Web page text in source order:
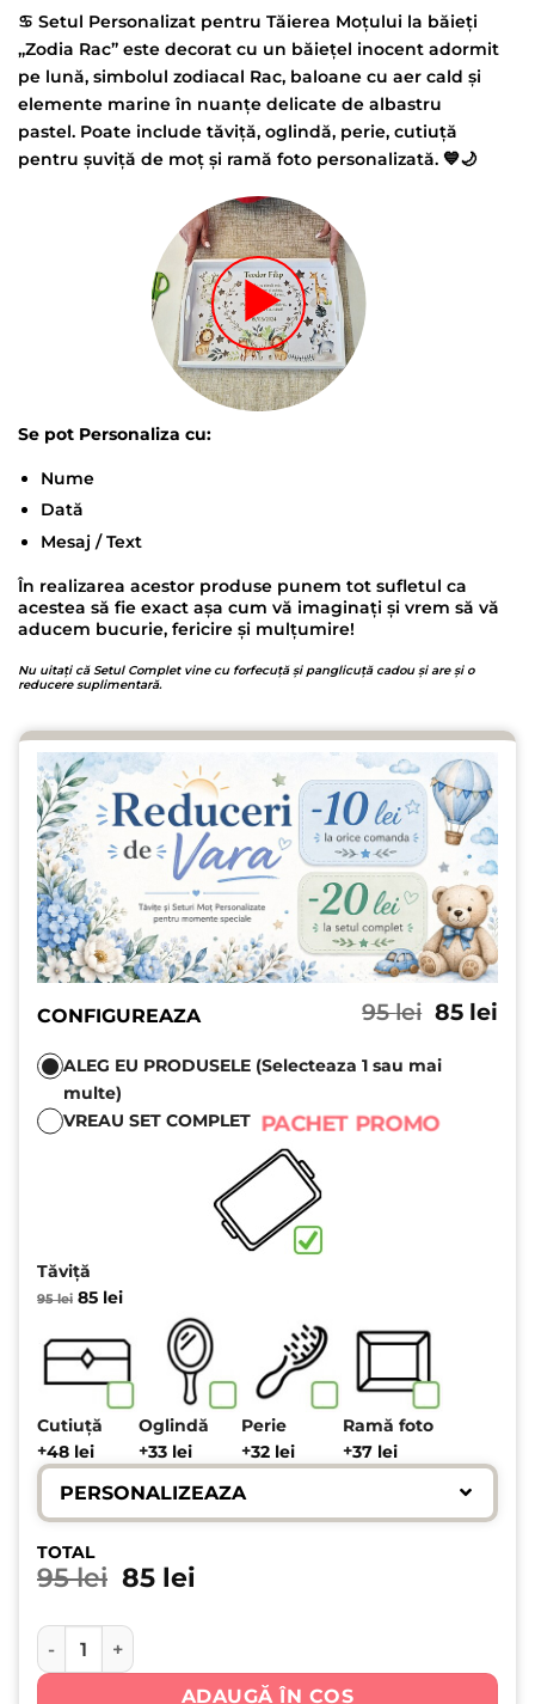
♋ Setul Personalizat pentru Tăierea Moțului la băieți
„Zodia Rac” este decorat cu un băiețel inocent adormit
pe lună, simbolul zodiacal Rac, baloane cu aer cald și
elemente marine în nuanțe delicate de albastru
pastel. Poate include tăviță, oglindă, perie, cutiuță
pentru șuviță de moț și ramă foto personalizată. 💙🌙
Se pot Personaliza cu:
Nume
Dată
Mesaj / Text
În realizarea acestor produse punem tot sufletul ca
acestea să fie exact așa cum vă imaginați și vrem să vă
aducem bucurie, fericire și mulțumire!
Nu uitați că Setul Complet vine cu forfecuță și panglicuță cadou și are și o
reducere suplimentară.
CONFIGUREAZA 95lei Prețul
a
fost:
85 lei
ALEG EU PRODUSELE (Selecteaza 1 sau mai
multe)
VREAU SET COMPLET PACHET PROMO
Tăviță
95lei Prețul
fost:
95 lei.
85 leiPrețul
85 lei.
Cutiuță
+48 lei
Oglindă
+33 lei
Perie
+32 lei
Ramă foto
+37 lei
PERSONALIZEAZA
TOTAL
95lei Prețul inițial a fost: 95 lei.
85 lei
Cantitate Tăviță Moț Băiat Zodia Rac • Set Personalizat
ADAUGĂ ÎN COȘ